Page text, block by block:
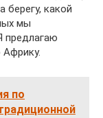
берегу, какой
мы
предлагаю
по